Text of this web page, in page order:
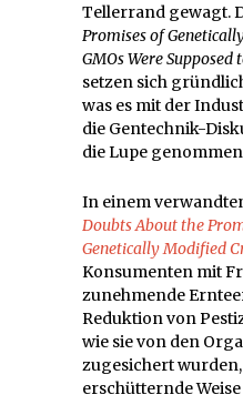
Tellerrand gewagt.
Promises of
GMOs Were Supposed
setzen sich
was es mit der
die Gentechnik-
die Lupe
In einem
Doubts About the
Genetically Modified
Konsumenten mit
zunehmende
Reduktion von
wie sie von den
zugesichert
erschütternde